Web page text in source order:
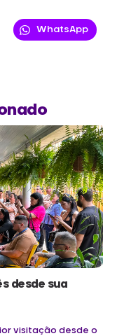
WhatsApp
desde sua
visitação desde o